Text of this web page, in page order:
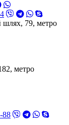
79, метро
метро
88